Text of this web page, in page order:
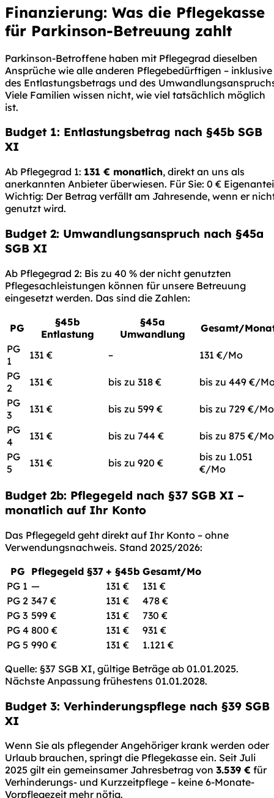
Finanzierung: Was die Pflegekasse
für Parkinson-Betreuung zahlt
Parkinson-Betroffene haben mit Pflegegrad dieselben
Ansprüche wie alle anderen Pflegebedürftigen – inklusive
des Entlastungsbetrags und des
Viele Familien wissen nicht, wie viel tatsächlich möglich
ist.
Budget 1: Entlastungsbetrag nach §45b SGB
XI
Ab Pflegegrad 1: 131 € monatlich, direkt an uns als
anerkannten Anbieter überwiesen. Für Sie: 0 €
Wichtig: Der Betrag verfällt am Jahresende, wenn er
genutzt wird.
Budget 2: Umwandlungsanspruch nach §45a
SGB XI
Ab Pflegegrad 2: Bis zu 40 % der nicht genutzten
Pflegesachleistungen können für unsere Betreuung
eingesetzt werden. Das sind die Zahlen:
PG
§45b
Entlastung
§45a
Umwandlung
Gesamt/
PG
1
131 € –
131 €/Mo
PG
2
131 € bis zu 318 €
bis zu 449 €/
PG
3
131 € bis zu 599 €
bis zu 729 €/Mo
PG
4
131 € bis zu 744 €
bis zu 875 €/Mo
PG
5
131 € bis zu 920 €
bis zu 1.051
€/Mo
Budget 2b: Pflegegeld nach §37 SGB XI –
monatlich auf Ihr Konto
Das Pflegegeld geht direkt auf Ihr Konto – ohne
Verwendungsnachweis. Stand 2025/2026:
PG Pflegegeld §37 + §45b Gesamt/Mo
PG 1 — 131 €
131 €
PG 2 347 € 131 €
478 €
PG 3 599 € 131 €
730 €
PG 4 800 € 131 €
931 €
PG 5 990 € 131 €
1.121 €
Quelle: §37 SGB XI, gültige Beträge ab 01.01.2025.
Nächste Anpassung frühestens 01.01.2028.
Budget 3: Verhinderungspflege nach §39 SGB
XI
Wenn Sie als pflegender Angehöriger krank werden oder
Urlaub brauchen, springt die Pflegekasse ein. Seit Juli
2025 gilt ein gemeinsamer Jahresbetrag von 3.539 € für
Verhinderungs- und Kurzzeitpflege – keine 6-Monate-
Vorpflegezeit mehr nötig.